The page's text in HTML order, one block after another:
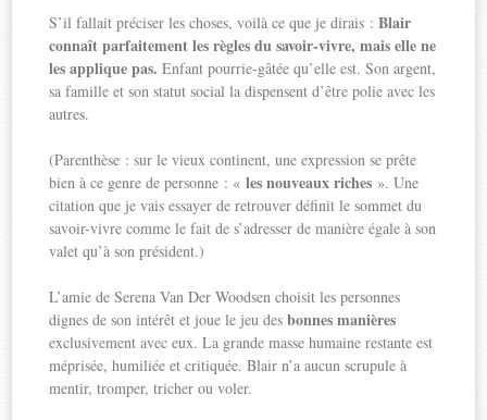
S’il fallait préciser les choses, voilà ce que je dirais :Blair
connaît parfaitement les règles du savoir-vivre, mais elle ne
les applique pas. Enfant pourrie-gâtée qu’elle est. Son argent,
sa famille et son statut social la dispensent d’être polie avec les
autres.
(Parenthèse : sur le vieux continent, une expression se prête
bien à ce genre de personne : «les nouveaux riches ». Une
citation que je vais essayer de retrouver définit le sommet du
savoir-vivre comme le fait de s’adresser de manière égale à son
valet qu’à son président.)
L’amie de Serena Van Der Woodsen choisit les personnes
dignes de son intérêt et joue le jeu desbonnes manières
exclusivement avec eux. La grande masse humaine restante est
méprisée, humiliée et critiquée. Blair n’a aucun scrupule à
mentir, tromper, tricher ou voler.